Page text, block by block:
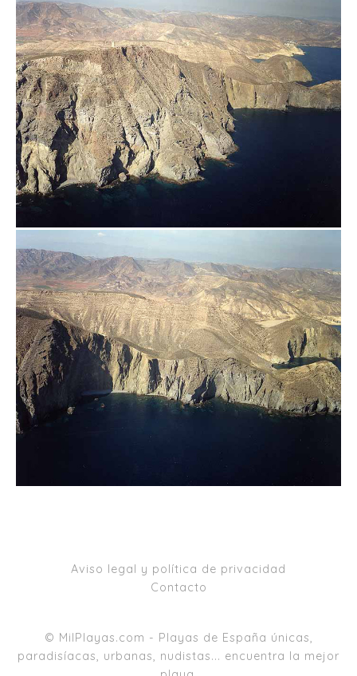
Aviso legal y política de privacidad
Contacto
© MilPlayas.com - Playas de España únicas,
paradisíacas, urbanas, nudistas... encuentra la mejor